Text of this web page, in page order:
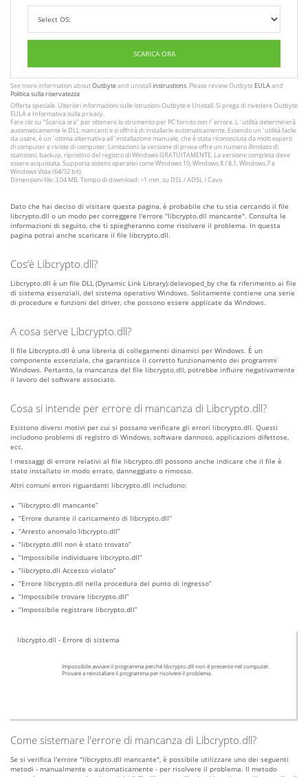
SCARICA ORA
See more information aboutOutbyteand unistallinstrustions. Please review Outbyte EULAand
Politica sulla riservatezza
Offerta speciale. Ulteriori informazioni sulle istruzioniOutbytee Unistall. Si prega di rivedere Outbyte
EULAe Informativa sulla privacy.
Fare clic su "Scarica ora" per ottenere lo strumento per PC fornito con l`errore. L`utilità determinerà
automaticamente le DLL mancanti e si offrirà di installarle automaticamente. Essendo un`utilità facile
da usare, è un`ottima alternativa all`installazione manuale, che è stata riconosciuta da molti esperti
di computer e riviste di computer. Limitazioni: la versione di prova offre un numero illimitato di
scansioni, backup, ripristino del registro di Windows GRATUITAMENTE. La versione completa deve
essere acquistata. Supporta sistemi operativi come Windows 10, Windows 8 / 8.1, Windows 7 e
Windows Vista (64/32 bit).
Dimensioni file: 3,04 MB, Tempo di download: <1 min. su DSL / ADSL / Cavo
Dato che hai deciso di visitare questa pagina, è probabile che tu stia cercando il file
libcrypto.dll o un modo per correggere l'errore "libcrypto.dll mancante". Consulta le
informazioni di seguito, che ti spiegheranno come risolvere il problema. In questa
pagina potrai anche scaricare il file libcrypto.dll.
Cos’è Libcrypto.dll?
Libcrypto.dll è un file DLL (Dynamic Link Library):delevoped_by che fa riferimento ai file
di sistema essenziali, del sistema operativo Windows. Solitamente contiene una serie
di procedure e funzioni del driver, che possono essere applicate da Windows.
A cosa serve Libcrypto.dll?
Il file Libcrypto.dll è una libreria di collegamenti dinamici per Windows. È un
componente essenziale, che garantisce il corretto funzionamento dei programmi
Windows. Pertanto, la mancanza del file libcrypto.dll, potrebbe influire negativamente
il lavoro del software associato.
Cosa si intende per errore di mancanza di Libcrypto.dll?
Esistono diversi motivi per cui si possano verificare gli errori libcrypto.dll. Questi
includono problemi di registro di Windows, software dannoso, applicazioni difettose,
ecc.
I messaggi di errore relativi al file libcrypto.dll possono anche indicare che il file è
stato installato in modo errato, danneggiato o rimosso.
Altri comuni errori riguardanti libcrypto.dll includono:
“libcrypto.dll mancante”
“Errore durante il caricamento di libcrypto.dll”
“Arresto anomalo libcrypto.dll”
“libcrypto.dlll non è stato trovato”
“Impossibile individuare libcrypto.dll”
“libcrypto.dll Accesso violato”
“Errore libcrypto.dll nella procedura del punto di ingresso”
“Impossibile trovare libcrypto.dll”
“Impossibile registrare libcrypto.dll”
libcrypto.dll - Errore di sistema
Impossibile avviare il programma perché libcrypto.dll non è presente nel computer.
Provare a reinstallare il programma per risolvere il problema.
Come sistemare l'errore di mancanza di Libcrypto.dll?
Se si verifica l'errore "libcrypto.dll mancante", è possibile utilizzare uno dei seguenti
metodi - manualmente o automaticamente - per risolvere il problema. Il metodo